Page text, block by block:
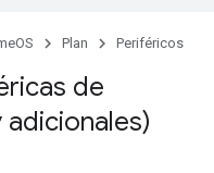
Plan Periféricos
de